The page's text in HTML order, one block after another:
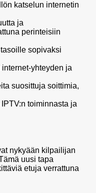
katselun internetin
ja
perinteisiin
sopivaksi
yhteyden ja
suosittuja soittimia,
toiminnasta ja
nykyään kilpailijan
uusi tapa
etuja verrattuna